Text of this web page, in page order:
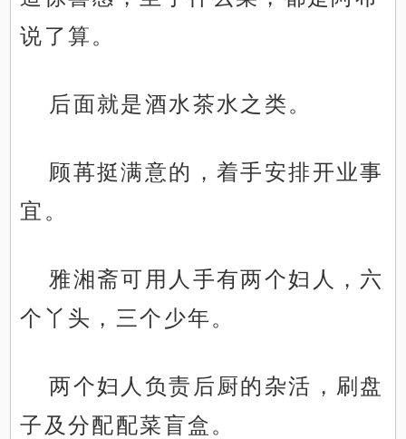
说了算。
后面就是酒水茶水之类。
顾苒挺满意的，着手安排开业事
宜。
雅湘斋可用人手有两个妇人，六
个丫头，三个少年。
两个妇人负责后厨的杂活，刷盘
子及分配配菜盲盒。